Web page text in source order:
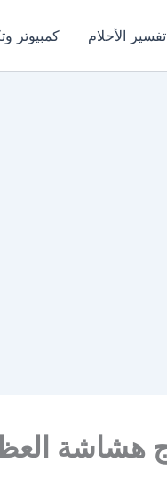
تفسير الأحلام كمبيوتر